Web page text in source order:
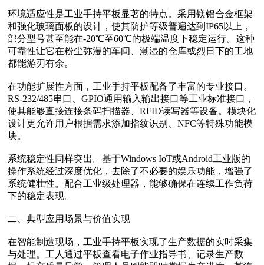
环境适应性‌是工业手持平板显著的特点。采用镁铝合金框架
和强化玻璃面板的设计，使其防护等级普遍达到IP65以上，
部分型号甚至能在-20℃至60℃的极端温度下稳定运行。这种
可靠性让它在粉尘弥漫的车间、潮湿的仓库或烈日下的工地
都能游刃有余。
在‌功能扩展性‌方面，工业手持平板配备了丰富的专业接口。
RS-232/485串口、GPIO通用输入输出接口等工业标准接口，
使其能够直接连接条码扫描器、RFID读写器等设备。模块化
设计更允许用户根据需求添加指纹识别、NFC等特殊功能模
块。
系统稳定性‌同样突出。基于Windows IoT或Android工业版的
操作系统经过深度优化，去除了不必要的娱乐功能，增强了
系统健壮性。配合工业级处理器，能够确保在连续工作负荷
下的稳定表现。
二、典型应用场景与价值实现
在‌智能制造现场‌，工业手持平板实现了生产数据的实时采集
与处理。工人通过平板查看电子作业指导书、记录生产数